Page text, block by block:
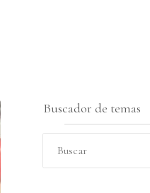
Buscador de temas